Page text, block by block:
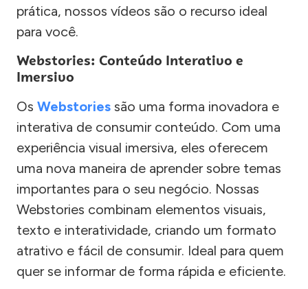
prática, nossos vídeos são o recurso ideal
para você.
Webstories: Conteúdo Interativo e
Imersivo
Os Webstories são uma forma inovadora e
interativa de consumir conteúdo. Com uma
experiência visual imersiva, eles oferecem
uma nova maneira de aprender sobre temas
importantes para o seu negócio. Nossas
Webstories combinam elementos visuais,
texto e interatividade, criando um formato
atrativo e fácil de consumir. Ideal para quem
quer se informar de forma rápida e eficiente.